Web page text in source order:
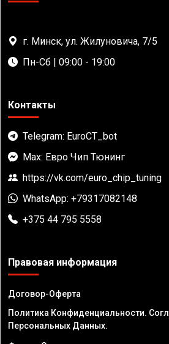
г. Минск, ул. Жилуновича, 7/5
Пн-Сб | 09:00 - 19:00
Контакты
Telegram: EuroCT_bot
Max: Евро Чип Тюнинг
https://vk.com/euro_chip_tuning
WhatsApp: +79317082148
+375 44 795 5558
Правовая информация
Договор-Оферта
Политика Конфиденциальности.
Персональных Данных.